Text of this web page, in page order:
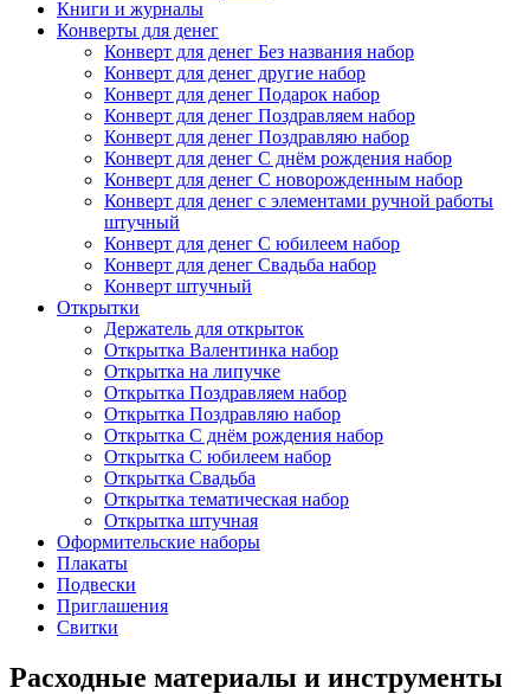
Книги и журналы
Конверты для денег
Конверт для денег Без названия набор
Конверт для денег другие набор
Конверт для денег Подарок набор
Конверт для денег Поздравляем набор
Конверт для денег Поздравляю набор
Конверт для денег С днём рождения набор
Конверт для денег С новорожденным набор
Конверт для денег с элементами ручной работы
штучный
Конверт для денег С юбилеем набор
Конверт для денег Свадьба набор
Конверт штучный
Открытки
Держатель для открыток
Открытка Валентинка набор
Открытка на липучке
Открытка Поздравляем набор
Открытка Поздравляю набор
Открытка С днём рождения набор
Открытка С юбилеем набор
Открытка Свадьба
Открытка тематическая набор
Открытка штучная
Оформительские наборы
Плакаты
Подвески
Приглашения
Свитки
Расходные материалы и инструменты